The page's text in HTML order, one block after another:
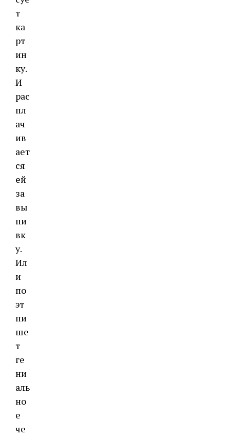
т
ка
рт
ин
ку.
И
рас
пл
ач
ив
ает
ся
ей
за
вы
пи
вк
у.
Ил
и
по
эт
пи
ше
т
ге
ни
аль
но
е
че